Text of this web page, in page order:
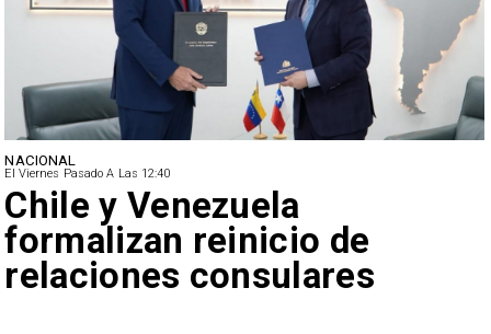
NACIONAL
El Viernes Pasado A Las 12:40
Feriantes rechazan dichos
de Camila Flores sobre
Fabiola Campillai